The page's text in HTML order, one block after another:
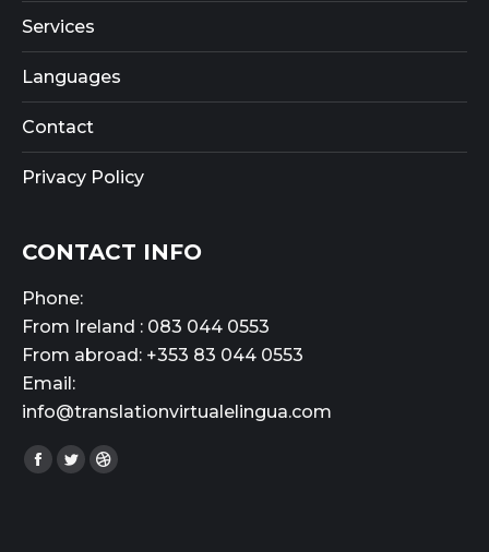
Services
Languages
Contact
Privacy Policy
CONTACT INFO
Phone:
From Ireland : 083 044 0553
From abroad: +353 83 044 0553
Email:
info@translationvirtualelingua.com
Find us on:
Facebook
TwitterDribbble